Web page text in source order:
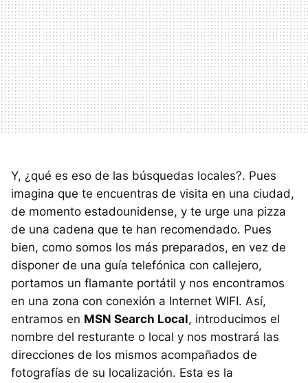
Y, ¿qué es eso de las búsquedas locales?. Pues
imagina que te encuentras de visita en una ciudad,
de momento estadounidense, y te urge una pizza
de una cadena que te han recomendado. Pues
bien, como somos los más preparados, en vez de
disponer de una guía telefónica con callejero,
portamos un flamante portátil y nos encontramos
en una zona con conexión a Internet WIFI. Así,
entramos en MSN Search Local, introducimos el
nombre del resturante o local y nos mostrará las
direcciones de los mismos acompañados de
fotografías de su localización. Esta es la